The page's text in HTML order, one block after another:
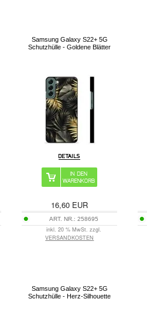
Samsung Galaxy S22+ 5G
Schutzhülle - Goldene Blätter
16,60 EUR
ART. NR.:258695
inkl. 20 % MwSt. zzgl.
VERSANDKOSTEN
Samsung Galaxy S22+ 5G
Schutzhülle - Herz-Silhouette